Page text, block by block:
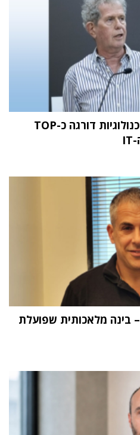
מחקר STKI השנתי: וואן טכנולוגיות דורגה כ-TOP
"העתיד הוא Physical AI – בינה מלאכותית שפועלת